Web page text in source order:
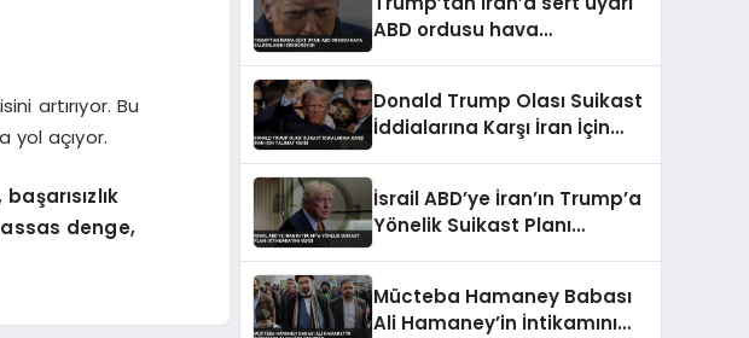
artırıyor. Bu
yol açıyor.
denge,
ABD ordusu hava
Donald Trump Olası Suikast
İddialarına Karşı İran İçin
İsrail ABD’ye İran’ın Trump’a
Yönelik Suikast Planı
Mücteba Hamaney Babası
Ali Hamaney’in İntikamını